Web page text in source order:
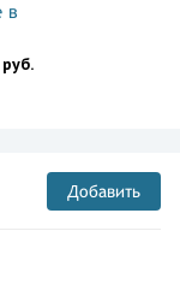
в
Добавить